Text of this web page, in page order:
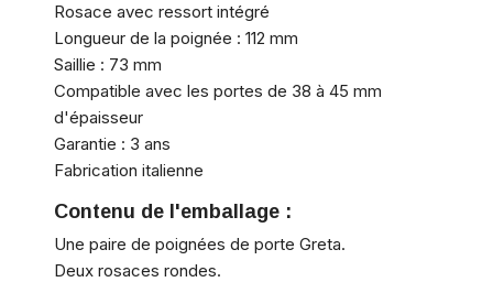
Rosace avec ressort intégré
Longueur de la poignée : 112 mm
Saillie : 73 mm
Compatible avec les portes de 38 à 45 mm
d'épaisseur
Garantie : 3 ans
Fabrication italienne
Contenu de l'emballage :
Une paire de poignées de porte Greta.
Deux rosaces rondes.